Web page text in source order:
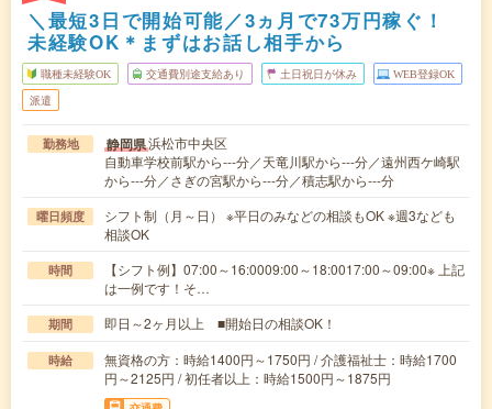
＼最短3日で開始可能／3ヵ月で73万円稼ぐ！
未経験OK＊まずはお話し相手から
職種未経験OK 交通費別途支給あり 土日祝日が休み WEB登録OK
派遣
勤務地 静岡県浜松市中央区
自動車学校前駅から---分／天竜川駅から---分／遠州西ケ崎駅
から---分／さぎの宮駅から---分／積志駅から---分
曜日頻度
シフト制（月～日） ※平日のみなどの相談もOK ※週3なども
相談OK
時間
【シフト例】07:00～16:0009:00～18:0017:00～09:00※ 上記
は一例です！そ…
期間 即日～2ヶ月以上 ■開始日の相談OK！
時給
無資格の方：時給1400円～1750円 / 介護福祉士：時給1700
円～2125円 / 初任者以上：時給1500円～1875円